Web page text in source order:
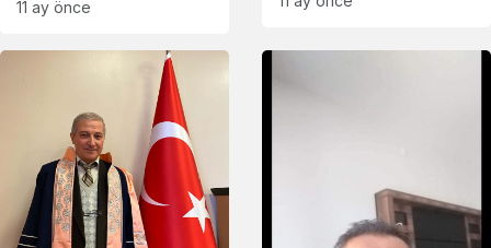
11 ay önce